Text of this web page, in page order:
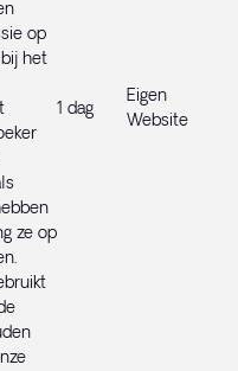
op
het
ze op
1 dag
Eigen
Website